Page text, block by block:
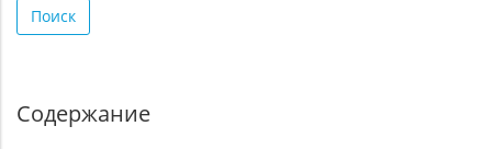
строку
для
Поиск
Содержание